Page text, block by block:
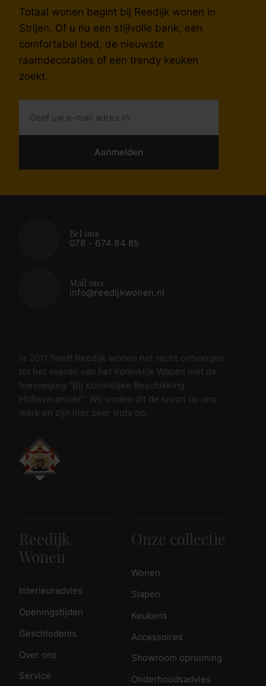
Totaal wonen begint bij Reedijk wonen in
Strijen. Of u nu een stijlvolle bank, een
comfortabel bed, de nieuwste
raamdecoraties of een trendy keuken
zoekt.
Aanmelden
Bel ons
078 - 674 84 85
Mail ons
info@reedijkwonen.nl
In 2011 heeft Reedijk wonen het recht ontvangen
tot het voeren van het Koninklijk Wapen met de
toevoeging “Bij Koninklijke Beschikking
Hofleverancier”. Wij vinden dit de kroon op ons
werk en zijn hier zeer trots op.
Reedijk
Wonen
Interieuradvies
Openingstijden
Geschiedenis
Over ons
Service
Onze collectie
Wonen
Slapen
Keukens
Accessoires
Showroom opruiming
Onderhoudsadvies